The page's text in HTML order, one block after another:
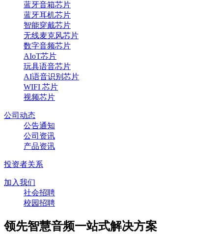
蓝牙音箱芯片
蓝牙耳机芯片
智能穿戴芯片
无线麦克风芯片
数字音频芯片
AIoT芯片
玩具语音芯片
AI语音识别芯片
WIFI 芯片
视频芯片
公司动态
公告通知
公司资讯
产品资讯
投资者关系
加入我们
社会招聘
校园招聘
领先智慧音频一站式解决方案